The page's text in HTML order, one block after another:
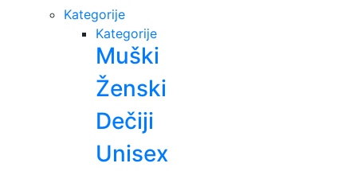
Kategorije
Kategorije
Muški
Ženski
Dečiji
Unisex